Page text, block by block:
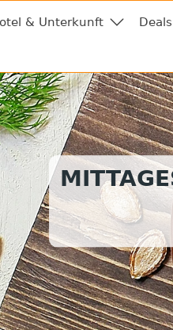
& Unterkunft Deals